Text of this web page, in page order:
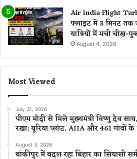
Air India Flight
फ्लाइट में 3 मिनट तक
यात्रियों में मची चीख-
August 4, 2026
Most Viewed
July 31, 2026
पीएम मोदी से मिले मुख्यमंत्री विष्णु देव
रखा; यूरिया प्लांट, AIIA और 461 गांवों के
August 3, 2026
बांकीपुर में बदल रहा बिहार का सियासी